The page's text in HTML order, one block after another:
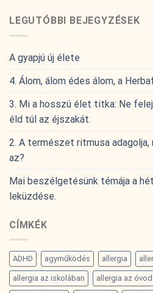
LEGUTÓBBI BEJEGYZÉSEK
A gyapjú új élete
4. Álom, álom édes álom, a
3. Mi a hosszú élet titka: Ne
éld túl az éjszakát.
2. A természet ritmusa
az?
Mai beszélgetésünk témája a
leküzdése.
CÍMKÉK
ADHD agyműködés allergia
allergia az iskolában allergia az